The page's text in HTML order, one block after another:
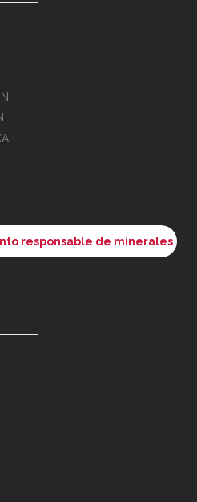
responsable de minerales